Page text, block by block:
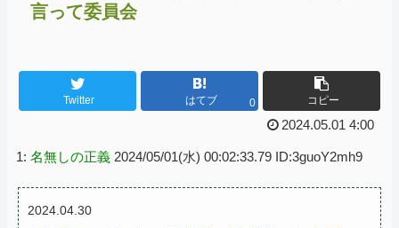
言って委員会
Twitter はてブ 0 コピー
2024.05.01 4:00
1: 名無しの正義 2024/05/01(水) 00:02:33.79 ID:3guoY2mh9
2024.04.30